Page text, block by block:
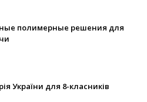
полимерные решения для
України для 8-класників